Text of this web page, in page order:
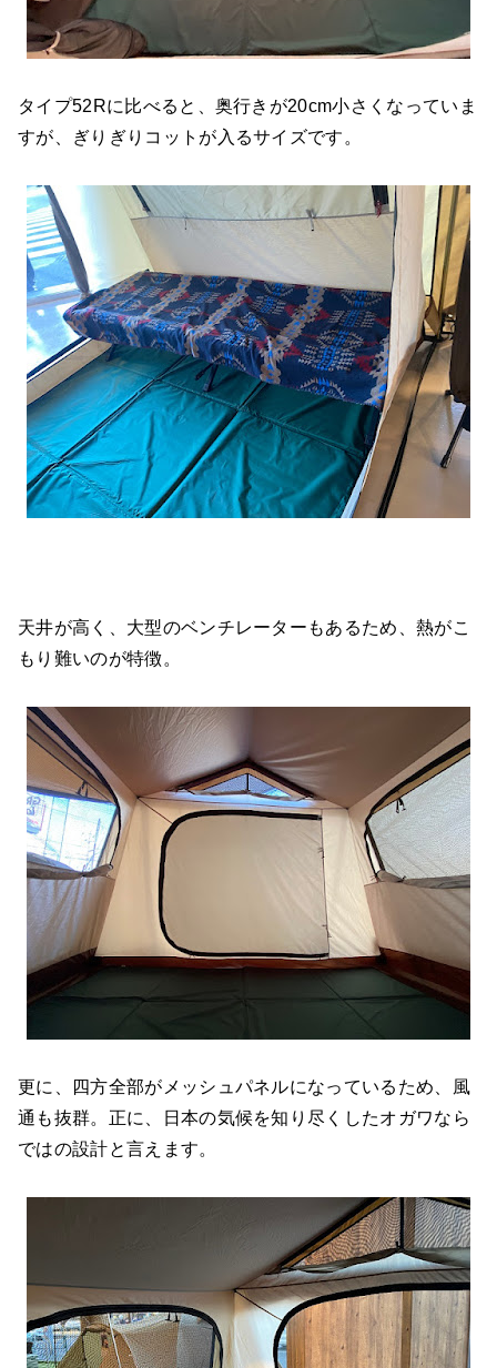
タイプ52Rに比べると、奥行きが20cm小さくなっていま
すが、ぎりぎりコットが入るサイズです。
天井が高く、大型のベンチレーターもあるため、熱がこ
もり難いのが特徴。
更に、四方全部がメッシュパネルになっているため、風
通も抜群。正に、日本の気候を知り尽くしたオガワなら
ではの設計と言えます。